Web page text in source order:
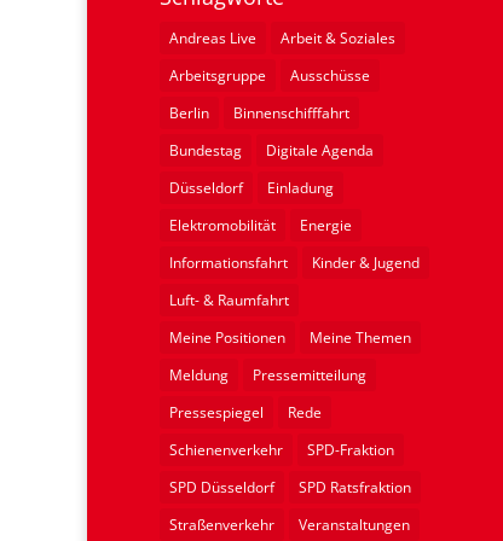
Andreas Live
Arbeit & Soziales
Arbeitsgruppe
Ausschüsse
Berlin
Binnenschifffahrt
Bundestag
Digitale Agenda
Düsseldorf
Einladung
Elektromobilität
Energie
Informationsfahrt
Kinder & Jugend
Luft- & Raumfahrt
Meine Positionen
Meine Themen
Meldung
Pressemitteilung
Pressespiegel
Rede
Schienenverkehr
SPD-Fraktion
SPD Düsseldorf
SPD Ratsfraktion
Straßenverkehr
Veranstaltungen